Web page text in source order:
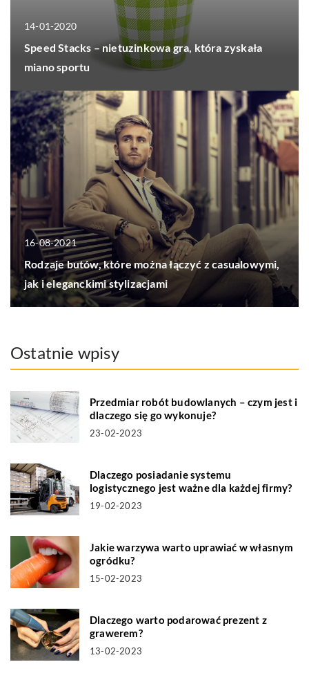
14-01-2020
Speed Stacks – nietuzinkowa gra, która zyskała
miano sportu
16-08-2021
Rodzaje butów, które można łączyć z casualowymi,
jak i eleganckimi stylizacjami
Ostatnie wpisy
Przedmiar robót budowlanych – czym jest i
dlaczego się go wykonuje?
23-02-2023
Dlaczego posiadanie systemu
logistycznego jest ważne dla każdej firmy?
19-02-2023
Jakie warzywa warto uprawiać w własnym
ogródku?
15-02-2023
Dlaczego warto podarować prezent z
grawerem?
13-02-2023